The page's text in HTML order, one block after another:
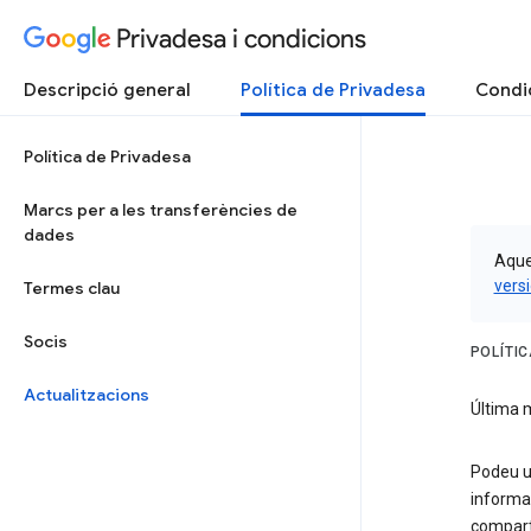
Privadesa i condicions
Descripció general Política de Privadesa
Política de Privadesa
Marcs per a les transferències de
dades
Termes clau
Socis
Actualitzacions
Última
Podeu